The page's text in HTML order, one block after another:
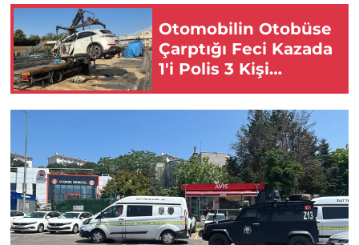
Otomobilin Otobüse
Çarptığı Feci Kazada
1'i Polis 3 Kişi
Hayatını Kaybetti!